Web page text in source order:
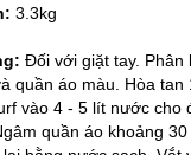
3.3kg
Đối với giặt tay. Phân
quần áo màu. Hòa tan
vào 4 - 5 lít nước cho
quần áo khoảng